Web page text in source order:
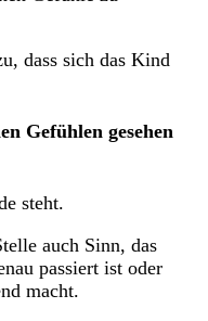
dass sich das Kind
Gefühlen gesehen
steht.
auch Sinn, das
passiert ist oder
macht.